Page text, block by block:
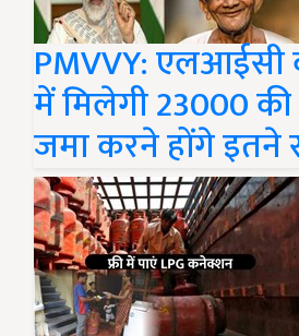
PMVVY: एलआईसी
में मिलेगी 23000
जमा करने होंगे इतने